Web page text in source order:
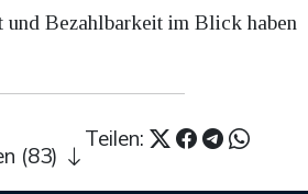
und Bezahlbarkeit im Blick haben
Teilen:
(83)